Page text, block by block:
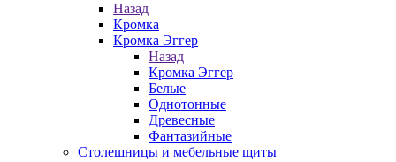
Назад
Кромка
Кромка Эггер
Назад
Кромка Эггер
Белые
Однотонные
Древесные
Фантазийные
Столешницы и мебельные щиты